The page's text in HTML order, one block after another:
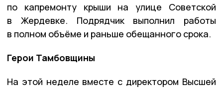
по капремонту крыши на улице Советской
в Жердевке. Подрядчик выполнил работы
в полном объёме и раньше обещанного срока.
Герои Тамбовщины
На этой неделе вместе с директором Высшей